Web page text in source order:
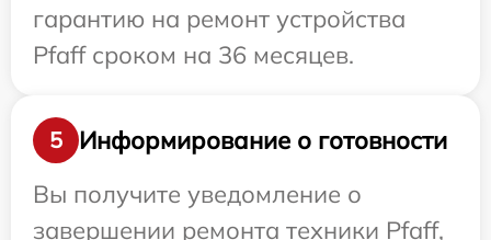
гарантию на ремонт устройства
Pfaff сроком на 36 месяцев.
5
Информирование о готовности
Вы получите уведомление о
завершении ремонта техники Pfaff,